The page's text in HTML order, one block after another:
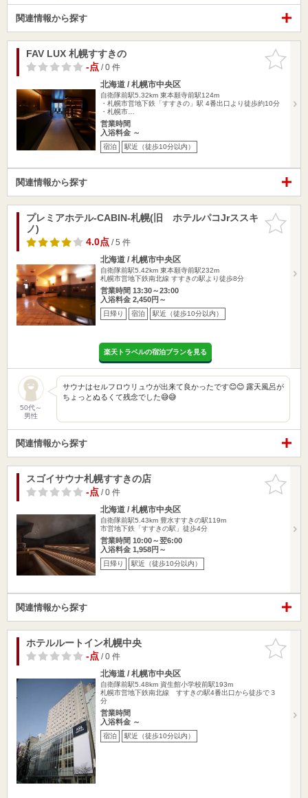
関連情報から探す
お気に入
りに追加
FAV LUX 札幌すすきの
-点/ 0 件
北海道 / 札幌市中央区
自衛隊前駅5.32km 東本願寺前駅124m
・札幌市営地下鉄「すすきの」駅 4番出口より徒歩約10分
・札幌市…
営業時間
入浴料金 ～
宿泊 駅近（徒歩10分以内）
関連情報から探す
お気に入
りに追加
プレミアホテル-CABIN-札幌(旧 ホテルパコJrススキ
ノ)
4.0点/ 5 件
北海道 / 札幌市中央区
自衛隊前駅5.42km 東本願寺前駅232m
札幌市営地下鉄南北線 すすきの駅より徒歩8分
営業時間 13:30～23:00
入浴料金 2,450円～
日帰り 宿泊 駅近（徒歩10分以内）
楽天トラベルの宿泊プランを見る
50代～
男性
サウナはセルフロウリュウが出来て良かったです😊😊 露天風呂が
ちょっとぬるくて残念でした😅😅
関連情報から探す
お気に入
りに追加
スゴイサウナ札幌すすきの店
-点/ 0 件
北海道 / 札幌市中央区
自衛隊前駅5.43km 豊水すすきの駅119m
市営地下鉄「すすきの駅」徒歩4分
営業時間 10:00～翌6:00
入浴料金 1,958円～
日帰り 駅近（徒歩10分以内）
関連情報から探す
お気に入
りに追加
ホテルルートイン札幌中央
-点/ 0 件
北海道 / 札幌市中央区
自衛隊前駅5.48km 資生館小学校前駅193m
札幌市営地下鉄南北線 すすきの駅4番出口から徒歩で３
分
営業時間
入浴料金 ～
宿泊 駅近（徒歩10分以内）